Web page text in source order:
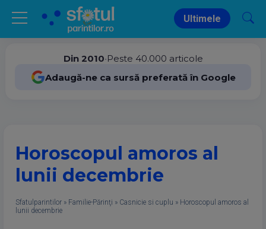
Ultimele
Din 2010•Peste 40.000 articole
Adaugă-ne ca sursă preferată în Google
Horoscopul amoros al
lunii decembrie
Sfatulparintilor » Familie-Părinţi » Casnicie si cuplu » Horoscopul amoros al
lunii decembrie